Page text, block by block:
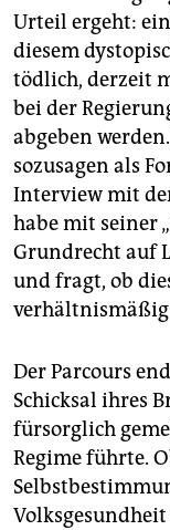
Urteil ergeht:
diesem
tödlich, derzeit
bei der
abgeben
sozusagen als
Interview mit
habe mit seiner
Grundrecht auf
und fragt, ob
verhältnismäßig
Der Parcours
Schicksal ihres
fürsorglich
Regime führte.